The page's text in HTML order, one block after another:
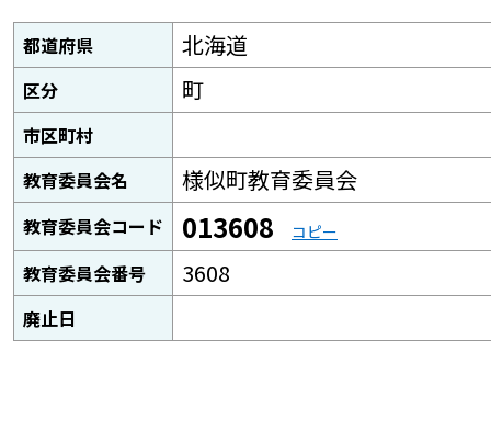
都道府県 北海道
区分 町
市区町村
教育委員会名
様似町教育委員会
教育委員会コード 013608 コピー
教育委員会番号 3608
廃止日